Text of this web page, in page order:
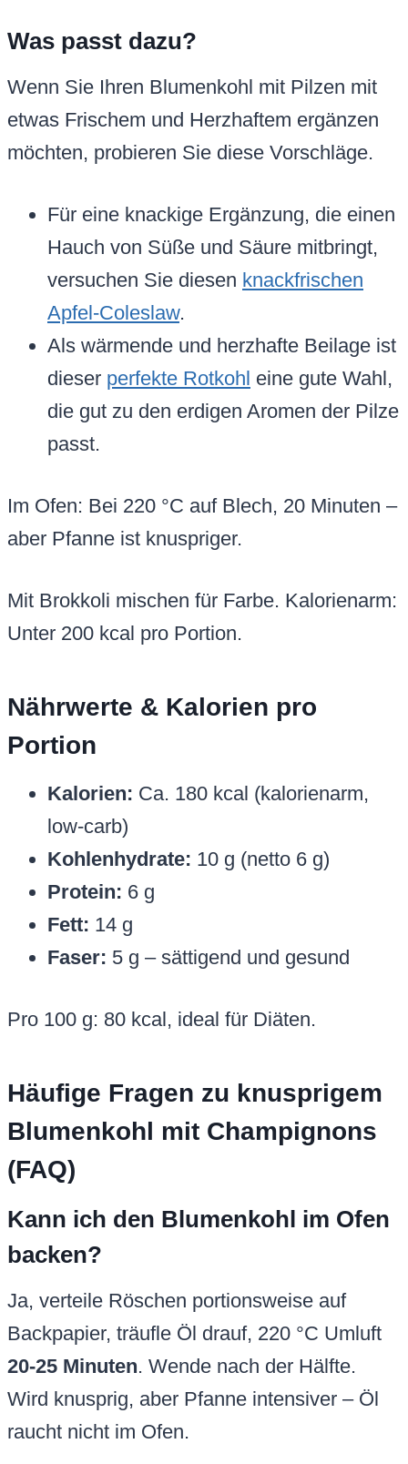
Was passt dazu?
Wenn Sie Ihren Blumenkohl mit Pilzen mit
etwas Frischem und Herzhaftem ergänzen
möchten, probieren Sie diese Vorschläge.
Für eine knackige Ergänzung, die einen
Hauch von Süße und Säure mitbringt,
versuchen Sie diesen knackfrischen
Apfel-Coleslaw.
Als wärmende und herzhafte Beilage ist
dieser perfekte Rotkohl eine gute Wahl,
die gut zu den erdigen Aromen der Pilze
passt.
Im Ofen: Bei 220 °C auf Blech, 20 Minuten –
aber Pfanne ist knuspriger.
Mit Brokkoli mischen für Farbe. Kalorienarm:
Unter 200 kcal pro Portion.
Nährwerte & Kalorien pro
Portion
Kalorien: Ca. 180 kcal (kalorienarm,
low-carb)
Kohlenhydrate: 10 g (netto 6 g)
Protein: 6 g
Fett: 14 g
Faser: 5 g – sättigend und gesund
Pro 100 g: 80 kcal, ideal für Diäten.
Häufige Fragen zu knusprigem
Blumenkohl mit Champignons
(FAQ)
Kann ich den Blumenkohl im Ofen
backen?
Ja, verteile Röschen portionsweise auf
Backpapier, träufle Öl drauf, 220 °C Umluft
20-25 Minuten. Wende nach der Hälfte.
Wird knusprig, aber Pfanne intensiver – Öl
raucht nicht im Ofen.